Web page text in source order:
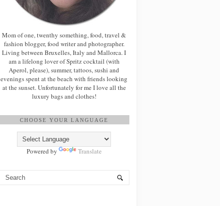
Mom of one, twenthy something, food, travel &
fashion blogger, food writer and photographer.
Living between Bruxelles, Italy and Mallorca. I
am a lifelong lover of Spritz cocktail (with
Aperol, please), summer, tattoos, sushi and
evenings spent at the beach with friends looking
at the sunset. Unfortunately for me I love all the
luxury bags and clothes!
CHOOSE YOUR LANGUAGE
Powered by Translate